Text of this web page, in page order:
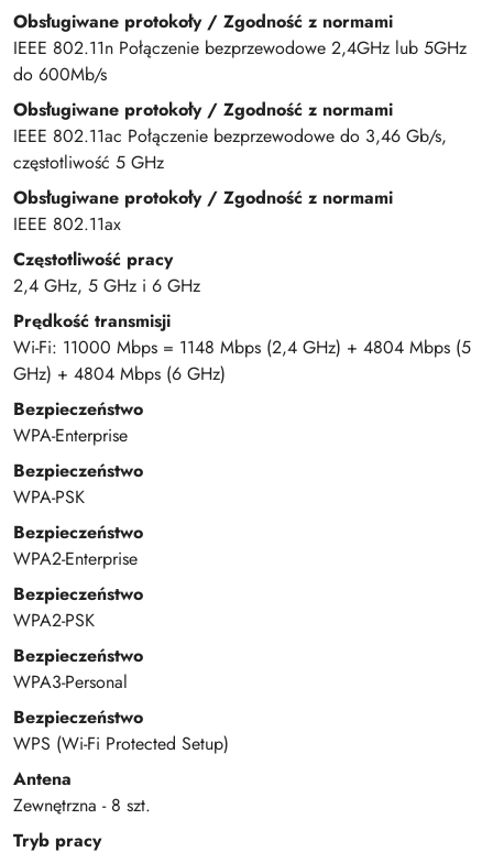
Obsługiwane protokoły / Zgodność z normami
IEEE 802.11n Połączenie bezprzewodowe 2,4GHz lub 5GHz
do 600Mb/s
Obsługiwane protokoły / Zgodność z normami
IEEE 802.11ac Połączenie bezprzewodowe do 3,46 Gb/s,
częstotliwość 5 GHz
Obsługiwane protokoły / Zgodność z normami
IEEE 802.11ax
Częstotliwość pracy
2,4 GHz, 5 GHz i 6 GHz
Prędkość transmisji
Wi-Fi: 11000 Mbps = 1148 Mbps (2,4 GHz) + 4804 Mbps (5
GHz) + 4804 Mbps (6 GHz)
Bezpieczeństwo
WPA-Enterprise
Bezpieczeństwo
WPA-PSK
Bezpieczeństwo
WPA2-Enterprise
Bezpieczeństwo
WPA2-PSK
Bezpieczeństwo
WPA3-Personal
Bezpieczeństwo
WPS (Wi-Fi Protected Setup)
Antena
Zewnętrzna - 8 szt.
Tryb pracy